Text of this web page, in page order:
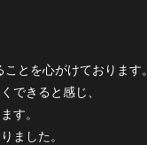
とを心がけております。
できると感じ、
す。
ました。